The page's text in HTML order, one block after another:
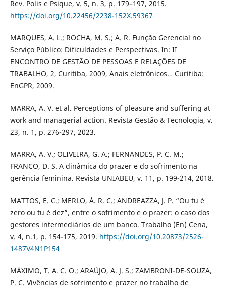
Rev. Polis e Psique, v. 5, n. 3, p. 179–197, 2015.
https://doi.org/10.22456/2238-152X.59367
MARQUES, A. L.; ROCHA, M. S.; A. R. Função Gerencial no
Serviço Público: Dificuldades e Perspectivas. In: II
ENCONTRO DE GESTÃO DE PESSOAS E RELAÇÕES DE
TRABALHO, 2, Curitiba, 2009, Anais eletrônicos… Curitiba:
EnGPR, 2009.
MARRA, A. V. et al. Perceptions of pleasure and suffering at
work and managerial action. Revista Gestão & Tecnologia, v.
23, n. 1, p. 276-297, 2023.
MARRA, A. V.; OLIVEIRA, G. A.; FERNANDES, P. C. M.;
FRANCO, D. S. A dinâmica do prazer e do sofrimento na
gerência feminina. Revista UNIABEU, v. 11, p. 199-214, 2018.
MATTOS, E. C.; MERLO, Á. R. C.; ANDREAZZA, J. P. “Ou tu é
zero ou tu é dez”, entre o sofrimento e o prazer: o caso dos
gestores intermediários de um banco. Trabalho (En) Cena,
v. 4, n.1, p. 154-175, 2019. https://doi.org/10.20873/2526-
1487V4N1P154
MÁXIMO, T. A. C. O.; ARAÚJO, A. J. S.; ZAMBRONI-DE-SOUZA,
P. C. Vivências de sofrimento e prazer no trabalho de